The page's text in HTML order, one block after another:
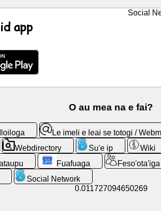
app
Social
O au mea na e fai?
Iloiloga Le imeli e leai se totogi /
Webdirectory Su'e ip Wiki
Fuafuaga Feso'ota'iga
Social Network
0.011727094650269